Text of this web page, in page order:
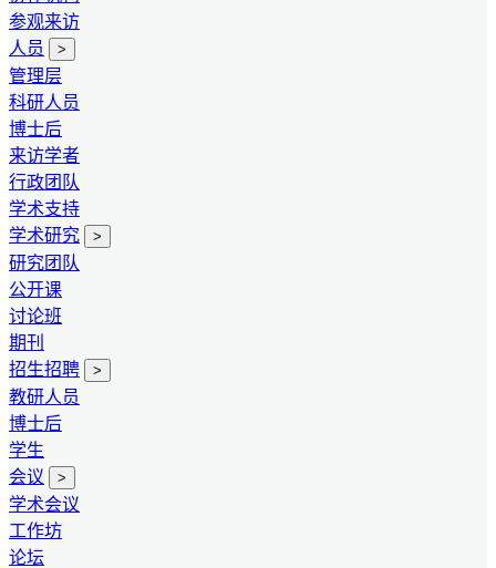
参观来访
人员
>
管理层
科研人员
博士后
来访学者
行政团队
学术支持
学术研究
>
研究团队
公开课
讨论班
期刊
招生招聘
>
教研人员
博士后
学生
会议
>
学术会议
工作坊
论坛